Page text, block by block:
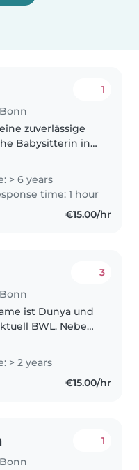
1
zuverlässige
Babysitterin in
Betreuung von
Ich
und Russisch..
> 6 years
time: 1 hour
€15.00/hr
3
ist Dunya und
BWL. Neben
da mir der
viel Freude
> 2 years
€15.00/hr
1